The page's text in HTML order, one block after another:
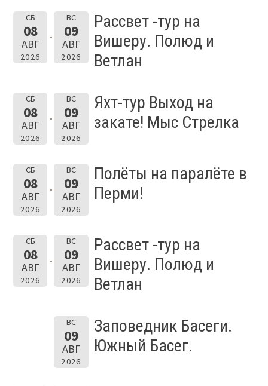
СБ
08
АВГ
2026
ВС
09
АВГ
2026
Рассвет -тур на
Вишеру. Полюд и
Ветлан
СБ
08
АВГ
2026
ВС
09
АВГ
2026
Яхт-тур Выход на
закате! Мыс Стрелка
СБ
08
АВГ
2026
ВС
09
АВГ
2026
Полёты на паралёте в
Перми!
СБ
08
АВГ
2026
ВС
09
АВГ
2026
Рассвет -тур на
Вишеру. Полюд и
Ветлан
ВС
09
АВГ
2026
Заповедник Басеги.
Южный Басег.